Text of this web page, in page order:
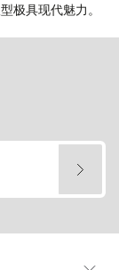
极具现代魅力。